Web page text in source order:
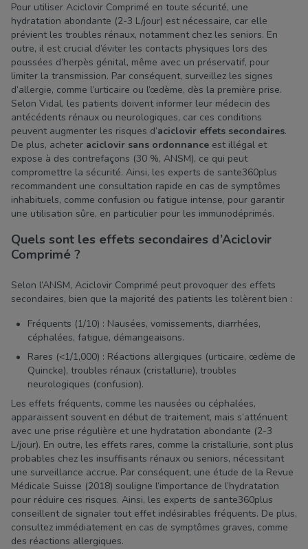
Pour utiliser Aciclovir Comprimé en toute sécurité, une
hydratation abondante (2-3 L/jour) est nécessaire, car elle
prévient les troubles rénaux, notamment chez les seniors. En
outre, il est crucial d’éviter les contacts physiques lors des
poussées d’herpès génital, même avec un préservatif, pour
limiter la transmission. Par conséquent, surveillez les signes
d’allergie, comme l’urticaire ou l’œdème, dès la première prise.
Selon Vidal, les patients doivent informer leur médecin des
antécédents rénaux ou neurologiques, car ces conditions
peuvent augmenter les risques d’aciclovir effets secondaires.
De plus, acheter aciclovir sans ordonnance est illégal et
expose à des contrefaçons (30 %, ANSM), ce qui peut
compromettre la sécurité. Ainsi, les experts de sante360plus
recommandent une consultation rapide en cas de symptômes
inhabituels, comme confusion ou fatigue intense, pour garantir
une utilisation sûre, en particulier pour les immunodéprimés.
Quels sont les effets secondaires d’Aciclovir
Comprimé ?
Selon l’ANSM, Aciclovir Comprimé peut provoquer des effets
secondaires, bien que la majorité des patients les tolèrent bien :
Fréquents (1/10) : Nausées, vomissements, diarrhées,
céphalées, fatigue, démangeaisons.
Rares (<1/1,000) : Réactions allergiques (urticaire, œdème de
Quincke), troubles rénaux (cristallurie), troubles
neurologiques (confusion).
Les effets fréquents, comme les nausées ou céphalées,
apparaissent souvent en début de traitement, mais s’atténuent
avec une prise régulière et une hydratation abondante (2-3
L/jour). En outre, les effets rares, comme la cristallurie, sont plus
probables chez les insuffisants rénaux ou seniors, nécessitant
une surveillance accrue. Par conséquent, une étude de la Revue
Médicale Suisse (2018) souligne l’importance de l’hydratation
pour réduire ces risques. Ainsi, les experts de sante360plus
conseillent de signaler tout effet indésirables fréquents. De plus,
consultez immédiatement en cas de symptômes graves, comme
des réactions allergiques.